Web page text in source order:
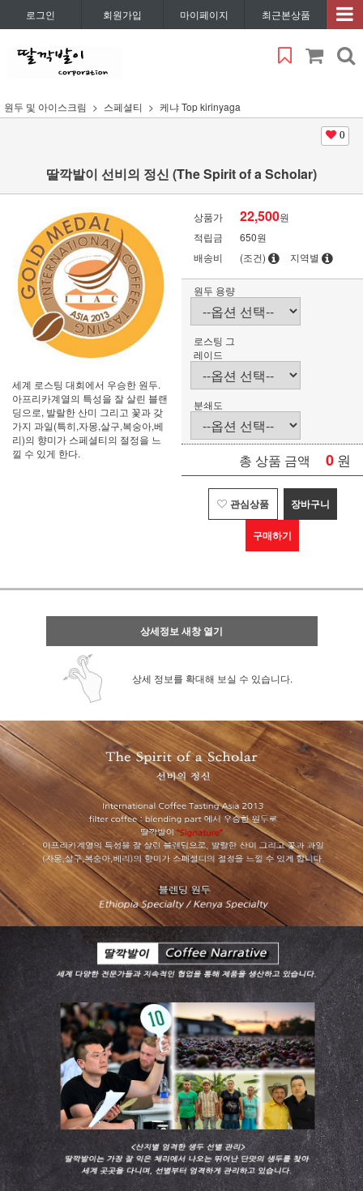
로그인 회원가입 마이페이지 최근본상품
원두 및 아이스크림 스페셜티 케냐 Top kirinyaga
0
딸깍발이 선비의 정신 (The Spirit of a Scholar)
세계 로스팅 대회에서 우승한 원두.
아프리카계열의 특성을 잘 살린 블랜
딩으로, 발랄한 산미 그리고 꽃과 갖
가지 과일(특히,자몽,살구,복숭아,베
리)의 향미가 스페셜티의 절정을 느
낄 수 있게 한다.
상품가 22,500원
적립금
650원
배송비
(조건) 지역별
원두 용량
로스팅 그
레이드
분쇄도
총 상품 금액 0 원
관심상품 장바구니
구매하기
상세정보 새창 열기
상세 정보를 확대해 보실 수 있습니다.